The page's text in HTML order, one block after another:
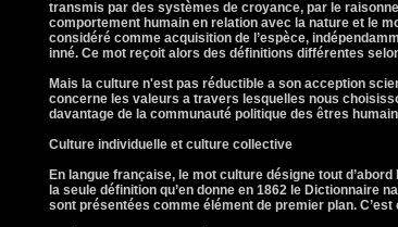
transmis par des systèmes de croyance, par le
comportement humain en relation avec la nature et le
considéré comme acquisition de l’espèce,
inné. Ce mot reçoit alors des définitions différentes
Mais la culture n'est pas réductible a son acception
concerne les valeurs a travers lesquelles nous
davantage de la communauté politique des êtres
Culture individuelle et culture collective
En langue française, le mot culture désigne tout
la seule définition qu’en donne en 1862 le Dictionnaire
sont présentées comme élément de premier plan.